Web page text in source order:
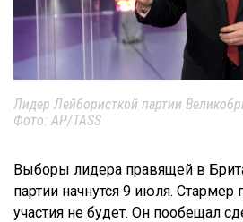
Лидер Лейбористкой партии
Фото: AP/TASS
Выборы лидера правящей в
партии начнутся 9 июля. Стармер
участия не будет. Он пообещал